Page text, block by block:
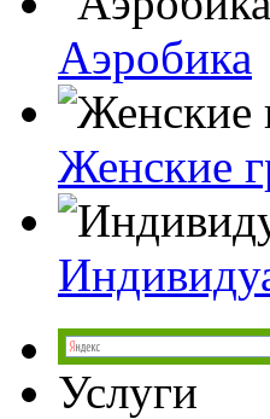
Аэробика
Женские
Услуги